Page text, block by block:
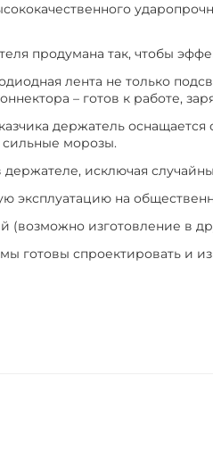
продумана так, чтобы
лента не только
– готов к работе,
держатель
сильные морозы.
исключая
эксплуатацию на
изготовление в
готовы спроектировать